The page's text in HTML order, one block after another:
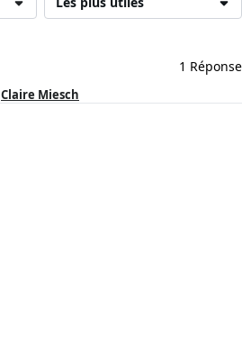
1 Réponse
Claire Miesch